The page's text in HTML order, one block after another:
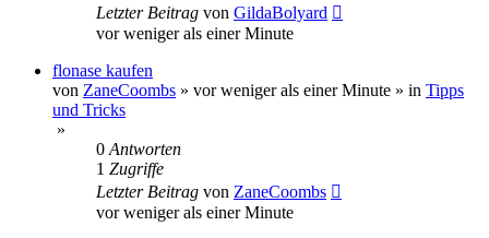
Letzter Beitrag von GildaBolyard
vor weniger als einer Minute
flonase kaufen
von ZaneCoombs » vor weniger als einer Minute » in Tipps
und Tricks
»
0 Antworten
1 Zugriffe
Letzter Beitrag von ZaneCoombs
vor weniger als einer Minute